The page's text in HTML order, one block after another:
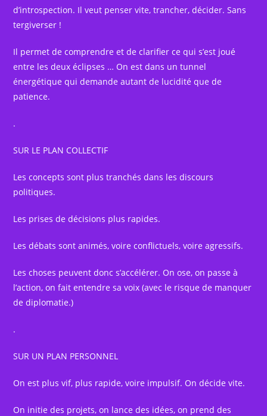
d’introspection. Il veut penser vite, trancher, décider. Sans
tergiverser !
Il permet de comprendre et de clarifier ce qui s’est joué
entre les deux éclipses … On est dans un tunnel
énergétique qui demande autant de lucidité que de
patience.
.
SUR LE PLAN COLLECTIF
Les concepts sont plus tranchés dans les discours
politiques.
Les prises de décisions plus rapides.
Les débats sont animés, voire conflictuels, voire agressifs.
Les choses peuvent donc s’accélérer. On ose, on passe à
l’action, on fait entendre sa voix (avec le risque de manquer
de diplomatie.)
.
SUR UN PLAN PERSONNEL
On est plus vif, plus rapide, voire impulsif. On décide vite.
On initie des projets, on lance des idées, on prend des